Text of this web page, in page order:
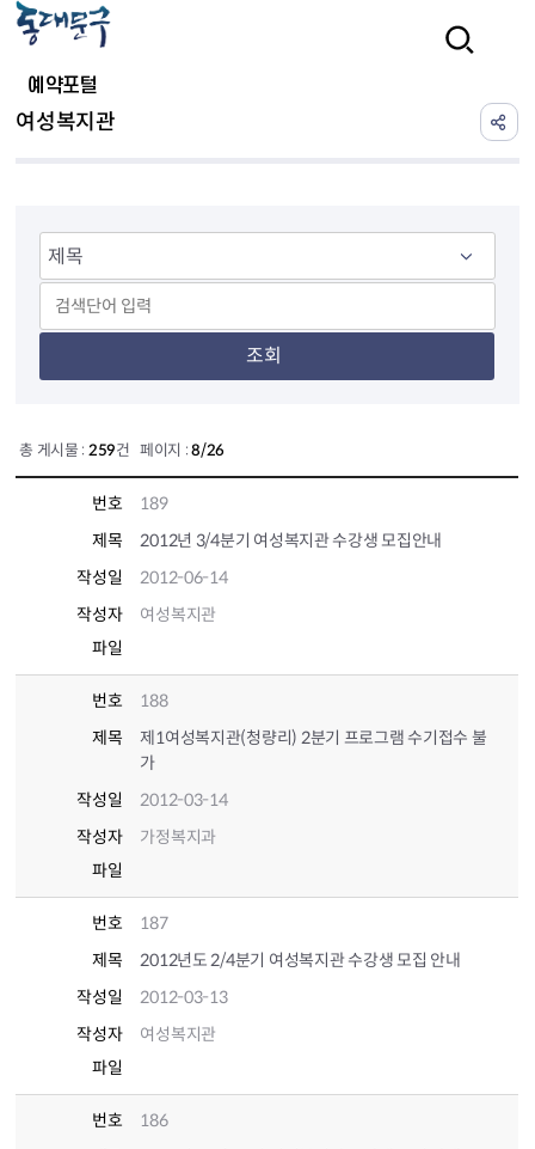
예약포털
여성복지관
조회
총 게시물 : 259건 페이지 :8/26
번호
189
제목
2012년 3/4분기 여성복지관 수강생 모집안내
작성일
2012-06-14
작성자
여성복지관
파일
번호
188
제목
제1여성복지관(청량리) 2분기 프로그램 수기접수 불
가
작성일
2012-03-14
작성자
가정복지과
파일
번호
187
제목
2012년도 2/4분기 여성복지관 수강생 모집 안내
작성일
2012-03-13
작성자
여성복지관
파일
번호
186